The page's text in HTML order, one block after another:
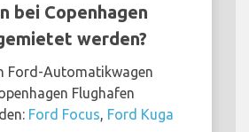
bei Copenhagen
werden?
Ford-Automatikwagen
Flughafen
Ford Focus Ford Kuga